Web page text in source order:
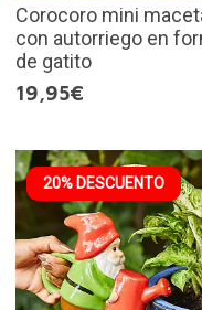
Corocoro mini
con autorriego en
de gatito
19,95€
20% DESCUENTO